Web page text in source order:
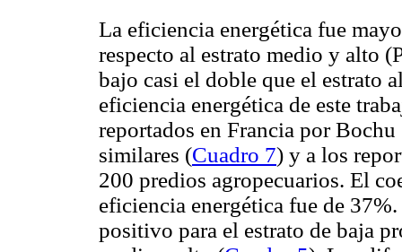
La eficiencia energética fue
respecto al estrato medio y alto
bajo casi el doble que el estrato
eficiencia energética de este
reportados en Francia por Bochu
similares (Cuadro 7) y a los
200 predios agropecuarios. El
eficiencia energética fue de
positivo para el estrato de baja